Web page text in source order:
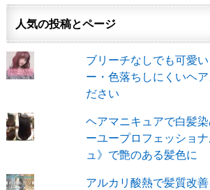
人気の投稿とページ
ブリーチなしでも可愛
ー・色落ちしにくいヘ
ださい
ヘアマニキュアで白髪
ーユープロフェッショ
ュ》で艶のある髪色に
アルカリ酸熱で髪質改